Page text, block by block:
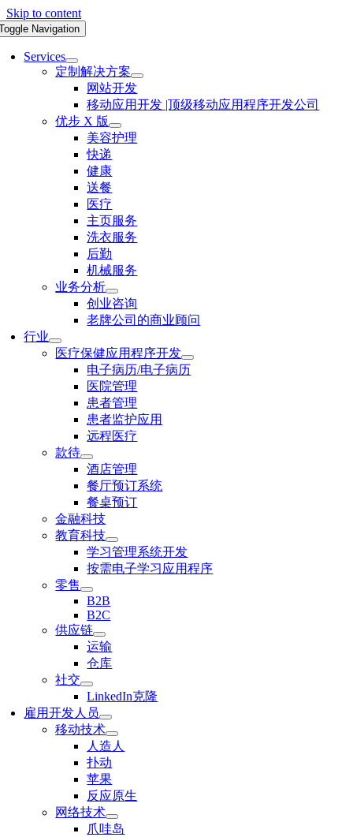
Skip to content
Navigation
Services
定制解决方案
网站开发
移动应用开发 |顶级移动应用程序开发公司
优步 X 版
美容护理
快递
健康
送餐
医疗
主页服务
洗衣服务
后勤
机械服务
业务分析
创业咨询
老牌公司的商业顾问
行业
医疗保健应用程序开发
电子病历/电子病历
医院管理
患者管理
患者监护应用
远程医疗
款待
酒店管理
餐厅预订系统
餐桌预订
金融科技
教育科技
学习管理系统开发
按需电子学习应用程序
零售
B2B
B2C
供应链
运输
仓库
社交
LinkedIn克隆
雇用开发人员
移动技术
人造人
扑动
苹果
反应原生
网络技术
爪哇岛